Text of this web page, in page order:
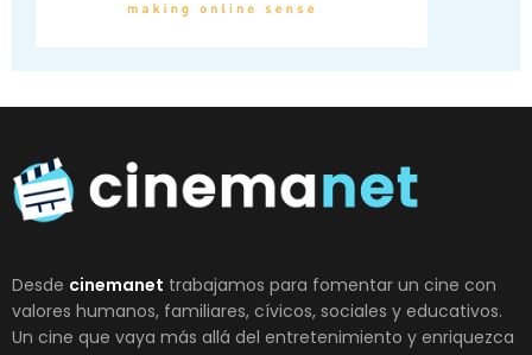
Desde cinemanet trabajamos para fomentar un cine con
valores humanos, familiares, cívicos, sociales y educativos.
Un cine que vaya más allá del entretenimiento y enriquezca